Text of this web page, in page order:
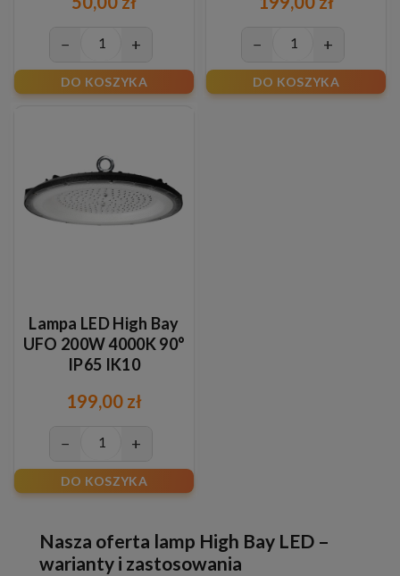
− +
DO KOSZYKA
− +
DO KOSZYKA
Lampa LED High Bay
UFO 200W 4000K 90°
IP65 IK10
199,00 zł
− +
DO KOSZYKA
Nasza oferta lamp High Bay LED –
warianty i zastosowania